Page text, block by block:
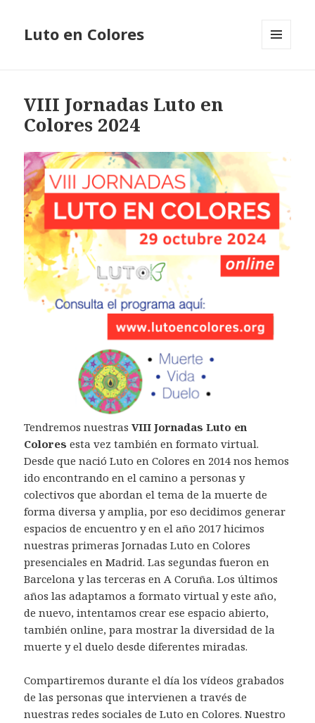
Luto en Colores
VIII Jornadas Luto en
Colores 2024
Tendremos nuestrasVIII Jornadas Luto en
Colores esta vez también en formato virtual.
Desde que nació Luto en Colores en 2014 nos hemos
ido encontrando en el camino a personas y
colectivos que abordan el tema de la muerte de
forma diversa y amplia, por eso decidimos generar
espacios de encuentro y en el año 2017 hicimos
nuestras primeras Jornadas Luto en Colores
presenciales en Madrid. Las segundas fueron en
Barcelona y las terceras en A Coruña. Los últimos
años las adaptamos a formato virtual y este año,
de nuevo, intentamos crear ese espacio abierto,
también online, para mostrar la diversidad de la
muerte y el duelo desde diferentes miradas.
Compartiremos durante el día los vídeos grabados
de las personas que intervienen a través de
nuestras redes sociales de Luto en Colores. Nuestro